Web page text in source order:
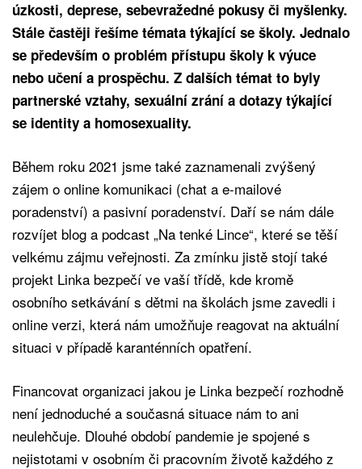
úzkosti, deprese, sebevražedné pokusy či myšlenky.
Stále častěji řešíme témata týkající se školy. Jednalo
se především o problém přístupu školy k výuce
nebo učení a prospěchu. Z dalších témat to byly
partnerské vztahy, sexuální zrání a dotazy týkající
se identity a homosexuality.
Během roku 2021 jsme také zaznamenali zvýšený
zájem o online komunikaci (chat a e-mailové
poradenství) a pasivní poradenství. Daří se nám dále
rozvíjet blog a podcast „Na tenké Lince“, které se těší
velkému zájmu veřejnosti. Za zmínku jistě stojí také
projekt Linka bezpečí ve vaší třídě, kde kromě
osobního setkávání s dětmi na školách jsme zavedli i
online verzi, která nám umožňuje reagovat na aktuální
situaci v případě karanténních opatření.
Financovat organizaci jakou je Linka bezpečí rozhodně
není jednoduché a současná situace nám to ani
neulehčuje. Dlouhé období pandemie je spojené s
nejistotami v osobním či pracovním životě každého z